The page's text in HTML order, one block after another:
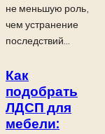
не меньшую роль,
чем устранение
последствий...
Как
подобрать
ЛДСП для
мебели: